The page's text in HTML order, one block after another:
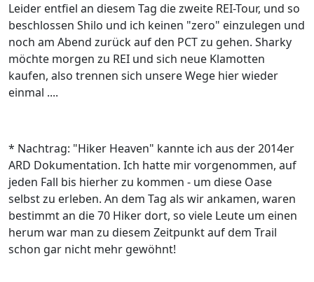
Leider entfiel an diesem Tag die zweite REI-Tour, und so
beschlossen Shilo und ich keinen "zero" einzulegen und
noch am Abend zurück auf den PCT zu gehen. Sharky
möchte morgen zu REI und sich neue Klamotten
kaufen, also trennen sich unsere Wege hier wieder
einmal ....
* Nachtrag: "Hiker Heaven" kannte ich aus der 2014er
ARD Dokumentation. Ich hatte mir vorgenommen, auf
jeden Fall bis hierher zu kommen - um diese Oase
selbst zu erleben. An dem Tag als wir ankamen, waren
bestimmt an die 70 Hiker dort, so viele Leute um einen
herum war man zu diesem Zeitpunkt auf dem Trail
schon gar nicht mehr gewöhnt!